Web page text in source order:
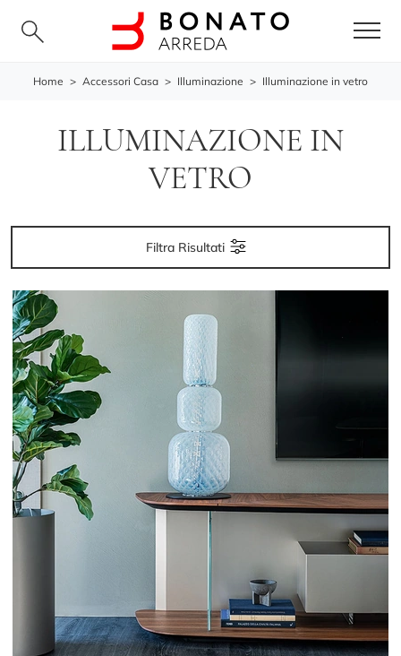
Home > Accessori Casa > Illuminazione > Illuminazione in vetro
ILLUMINAZIONE IN
VETRO
Filtra Risultati